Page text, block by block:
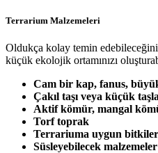
Terrarium Malzemeleri
Oldukça kolay temin
küçük ekolojik ortamınızı
Cam bir kap, fanus,
Çakıl taşı veya küçük
Aktif kömür, mangal
Torf toprak
Terrariuma uygun bitkiler
Süsleyebilecek malzemeler